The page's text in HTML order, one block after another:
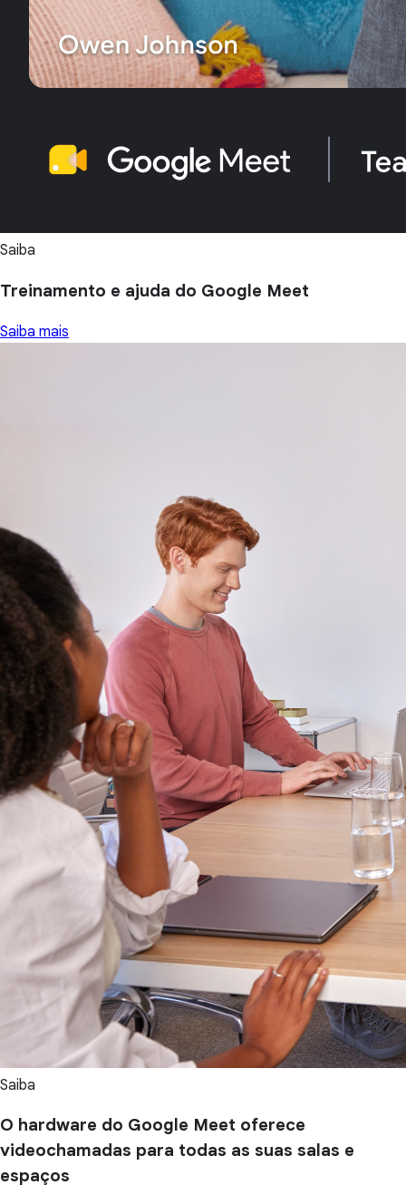
Saiba
Treinamento e ajuda do Google Meet
Saiba mais
Saiba
O hardware do Google Meet oferece
videochamadas para todas as suas salas e
espaços